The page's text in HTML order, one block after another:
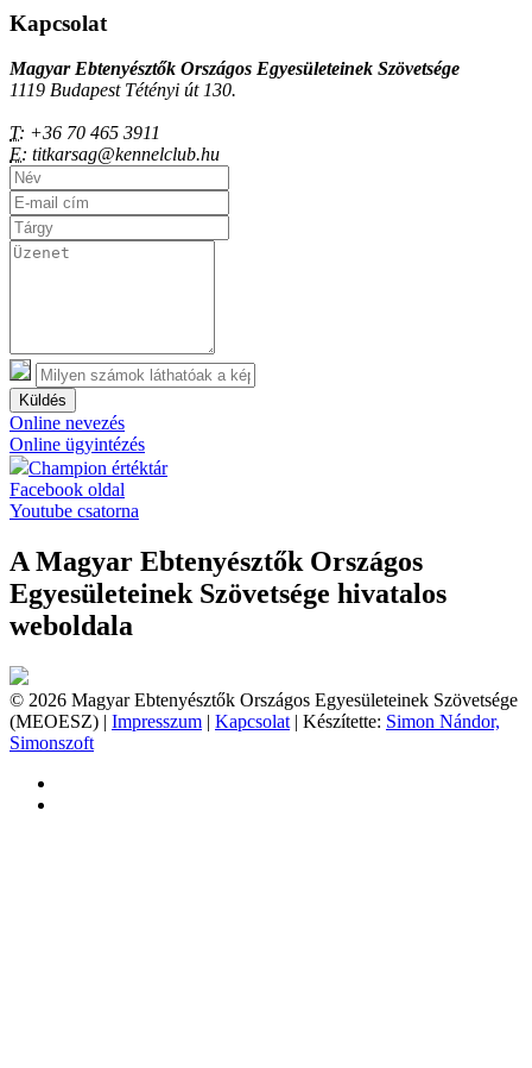
Kapcsolat
Magyar Ebtenyésztők Országos Egyesületeinek Szövetsége
1119 Budapest Tétényi út 130.
T: +36 70 465 3911
E: titkarsag@kennelclub.hu
Küldés
Online nevezés
Online ügyintézés
Champion értéktár
Facebook oldal
Youtube csatorna
A Magyar Ebtenyésztők Országos
Egyesületeinek Szövetsége hivatalos
weboldala
© 2026 Magyar Ebtenyésztők Országos Egyesületeinek Szövetsége
(MEOESZ) | Impresszum | Kapcsolat | Készítette: Simon Nándor,
Simonszoft